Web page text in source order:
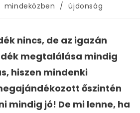
mindeközben / újdonság
nincs, de az igazán
megtalálása mindig
hiszen mindenki
őszintén
mindig jó! De mi lenne, ha